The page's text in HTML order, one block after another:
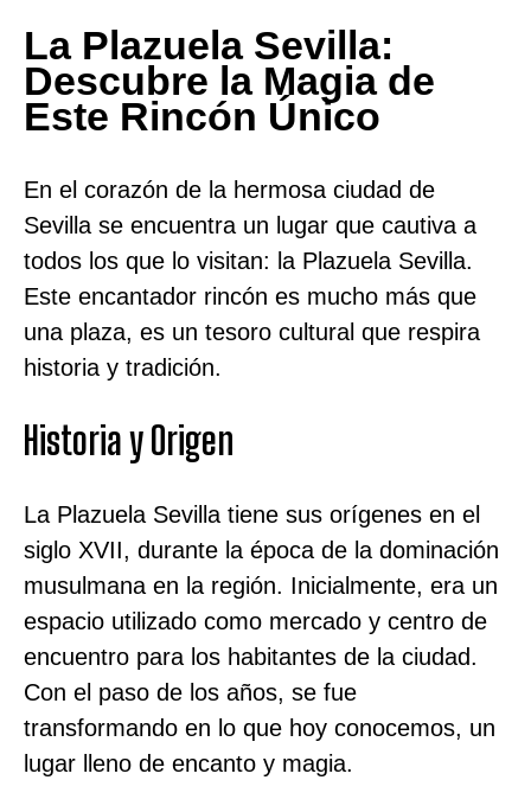
La Plazuela Sevilla:
Descubre la Magia de
Este Rincón Único
En el corazón de la hermosa ciudad de
Sevilla se encuentra un lugar que cautiva a
todos los que lo visitan: la Plazuela Sevilla.
Este encantador rincón es mucho más que
una plaza, es un tesoro cultural que respira
historia y tradición.
Historia y Origen
La Plazuela Sevilla tiene sus orígenes en el
siglo XVII, durante la época de la dominación
musulmana en la región. Inicialmente, era un
espacio utilizado como mercado y centro de
encuentro para los habitantes de la ciudad.
Con el paso de los años, se fue
transformando en lo que hoy conocemos, un
lugar lleno de encanto y magia.